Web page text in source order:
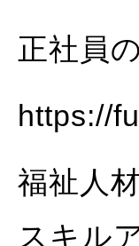
正社員
https://
福祉人
スキル